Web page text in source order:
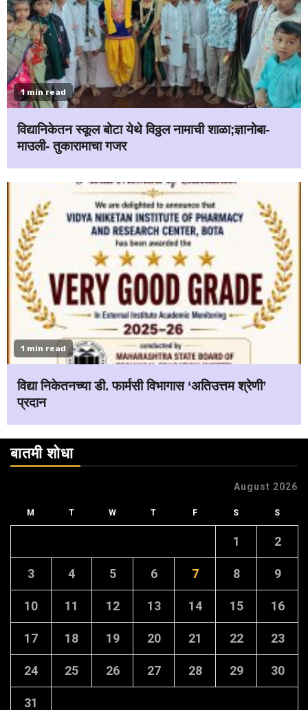
1 min read
विद्यानिकेतन स्कूल बोटा येथे विठ्ठल नामाची शाळा;ज्ञानोबा-
माउली- तुकारामाचा गजर
1 min read
विद्या निकेतनच्या डी. फार्मसी विभागास ‘अतिउत्तम श्रेणी’
प्रदान
बातमी शोधा
August 2026
M T W T F S S
1 2
3 4 5 6 7 8 9
10 11 12 13 14 15 16
17 18 19 20 21 22 23
24 25 26 27 28 29 30
31